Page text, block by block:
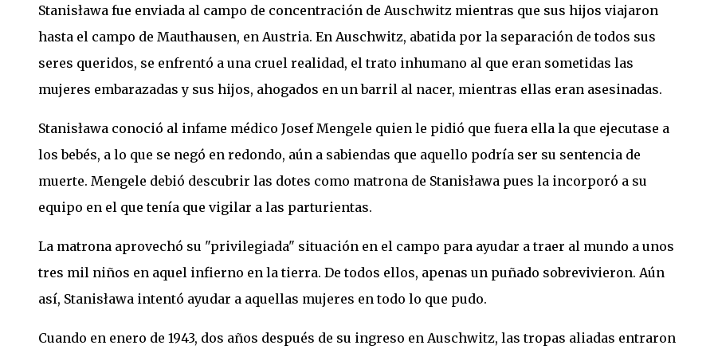
Stanisława fue enviada al campo de concentración de Auschwitz mientras que sus hijos viajaron
hasta el campo de Mauthausen, en Austria. En Auschwitz, abatida por la separación de todos sus
seres queridos, se enfrentó a una cruel realidad, el trato inhumano al que eran sometidas las
mujeres embarazadas y sus hijos, ahogados en un barril al nacer, mientras ellas eran asesinadas.
Stanisława conoció al infame médico Josef Mengele quien le pidió que fuera ella la que ejecutase a
los bebés, a lo que se negó en redondo, aún a sabiendas que aquello podría ser su sentencia de
muerte. Mengele debió descubrir las dotes como matrona de Stanisława pues la incorporó a su
equipo en el que tenía que vigilar a las parturientas.
La matrona aprovechó su "privilegiada" situación en el campo para ayudar a traer al mundo a unos
tres mil niños en aquel infierno en la tierra. De todos ellos, apenas un puñado sobrevivieron. Aún
así, Stanisława intentó ayudar a aquellas mujeres en todo lo que pudo.
Cuando en enero de 1943, dos años después de su ingreso en Auschwitz, las tropas aliadas entraron